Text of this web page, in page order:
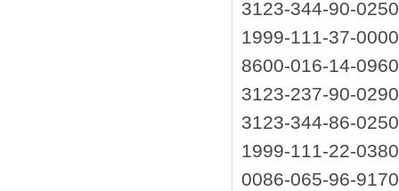
3123-344-90-
1999-111-37-
8600-016-14-
3123-237-90-
3123-344-86-
1999-111-22-
0086-065-96-